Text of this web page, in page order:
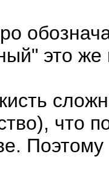
это
что